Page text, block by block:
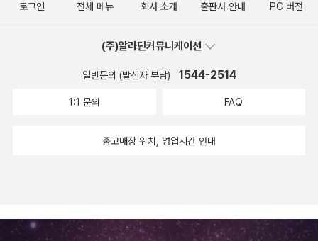
로그인 전체 메뉴 회사 소개 출판사 안내 PC 버전
(주)알라딘커뮤니케이션
일반문의 (발신자 부담) 1544-2514
1:1 문의 FAQ
중고매장 위치, 영업시간 안내